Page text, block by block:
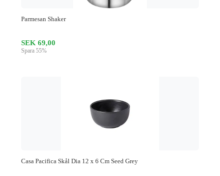
Parmesan Shaker
SEK 69,00
Spara 55%
Casa Pacifica Skål Dia 12 x 6 Cm Seed Grey